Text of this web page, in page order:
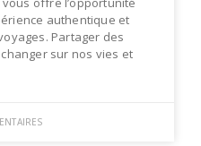
authentique et
Partager des
sur nos vies et